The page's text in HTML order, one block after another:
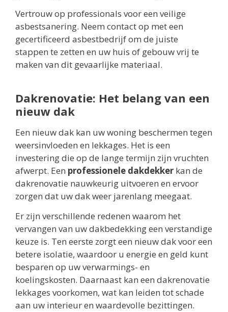
Vertrouw op professionals voor een veilige
asbestsanering. Neem contact op met een
gecertificeerd asbestbedrijf om de juiste
stappen te zetten en uw huis of gebouw vrij te
maken van dit gevaarlijke materiaal.
Dakrenovatie: Het belang van een
nieuw dak
Een nieuw dak kan uw woning beschermen tegen
weersinvloeden en lekkages. Het is een
investering die op de lange termijn zijn vruchten
afwerpt. Een professionele dakdekker kan de
dakrenovatie nauwkeurig uitvoeren en ervoor
zorgen dat uw dak weer jarenlang meegaat.
Er zijn verschillende redenen waarom het
vervangen van uw dakbedekking een verstandige
keuze is. Ten eerste zorgt een nieuw dak voor een
betere isolatie, waardoor u energie en geld kunt
besparen op uw verwarmings- en
koelingskosten. Daarnaast kan een dakrenovatie
lekkages voorkomen, wat kan leiden tot schade
aan uw interieur en waardevolle bezittingen.